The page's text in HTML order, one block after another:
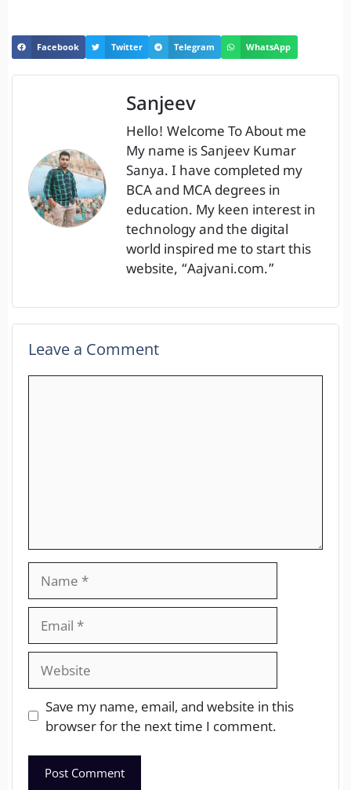
Facebook Twitter Telegram WhatsApp
Sanjeev
Hello! Welcome To About me
My name is Sanjeev Kumar
Sanya. I have completed my
BCA and MCA degrees in
education. My keen interest in
technology and the digital
world inspired me to start this
website, “Aajvani.com.”
Leave a Comment
Save my name, email, and website in this
browser for the next time I comment.